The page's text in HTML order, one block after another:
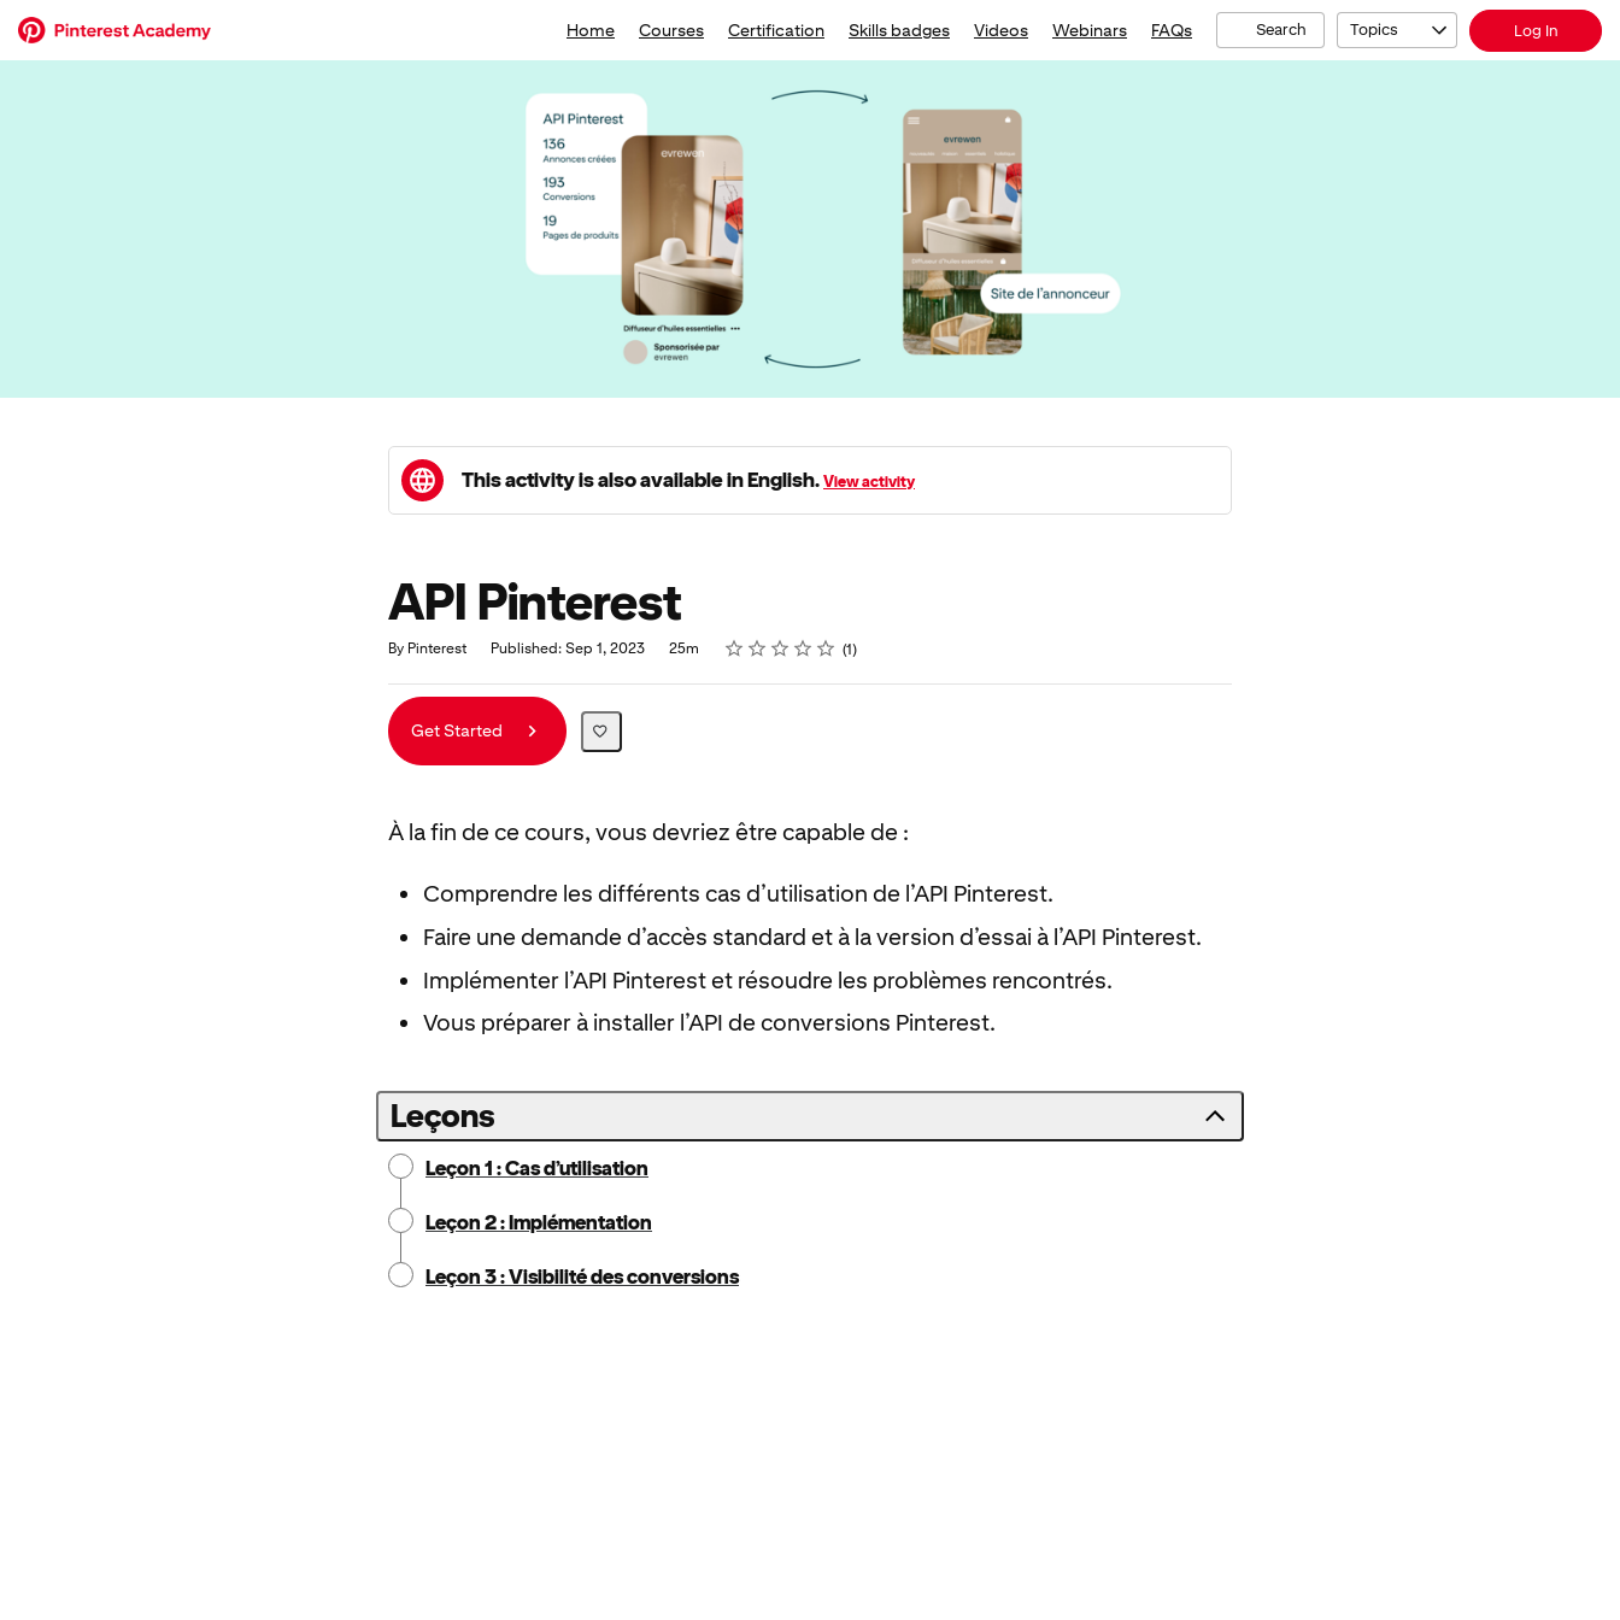
Home Courses Certification Skills badges Videos Webinars FAQs Search Topics Log In
This activity is also available in English. View activity
API Pinterest
By Pinterest Published: Sep 1, 2023 25m Rating
1 star
2 stars
3 stars
4 stars
5 stars 1
Get Started
À la fin de ce cours, vous devriez être capable de :
Comprendre les différents cas d’utilisation de l’API Pinterest.
Faire une demande d’accès standard et à la version d’essai à l’API Pinterest.
Implémenter l’API Pinterest et résoudre les problèmes rencontrés.
Vous préparer à installer l’API de conversions Pinterest.
Leçons
Leçon 1 : Cas d’utilisation
Leçon 2 : Implémentation
Leçon 3 : Visibilité des conversions